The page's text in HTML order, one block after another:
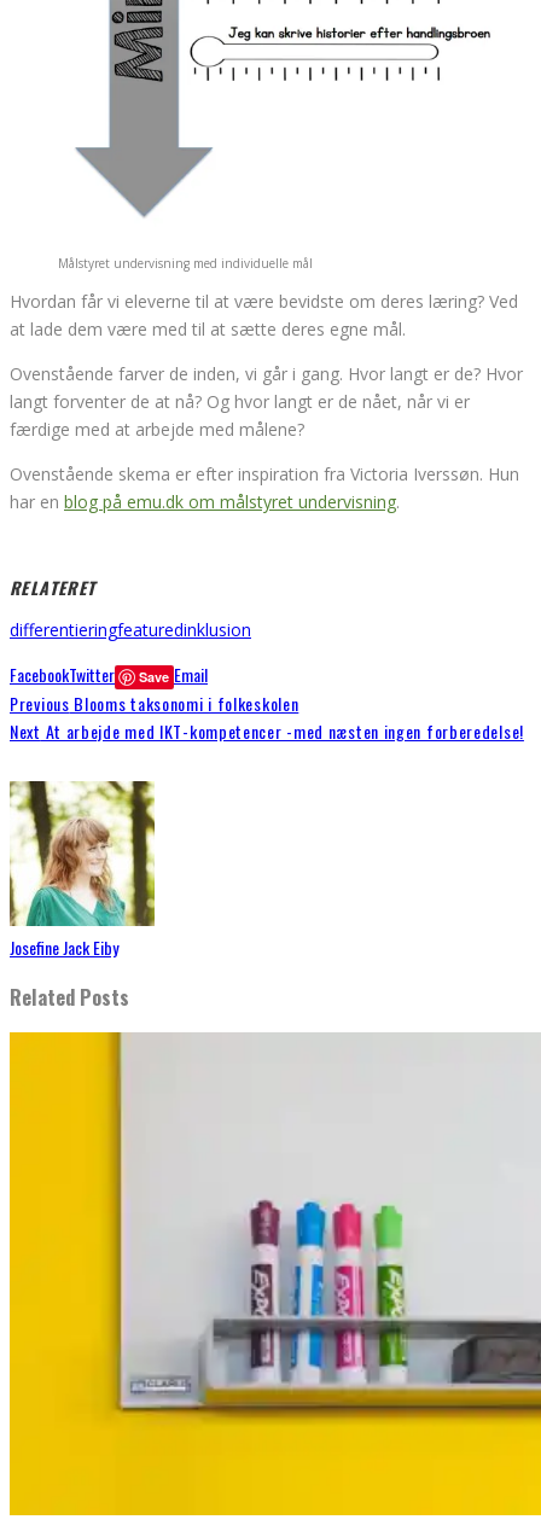
Målstyret undervisning med individuelle mål
Hvordan får vi eleverne til at være bevidste om deres læring? Ved
at lade dem være med til at sætte deres egne mål.
Ovenstående farver de inden, vi går i gang. Hvor langt er de? Hvor
langt forventer de at nå? Og hvor langt er de nået, når vi er
færdige med at arbejde med målene?
Ovenstående skema er efter inspiration fra Victoria Iverssøn. Hun
har en blog på emu.dk om målstyret undervisning.
RELATERET
differentieringfeaturedinklusion
FacebookTwitter Save Email
Previous Blooms taksonomi i folkeskolen
Next At arbejde med IKT-kompetencer -med næsten ingen forberedelse!
Josefine Jack Eiby
Related Posts